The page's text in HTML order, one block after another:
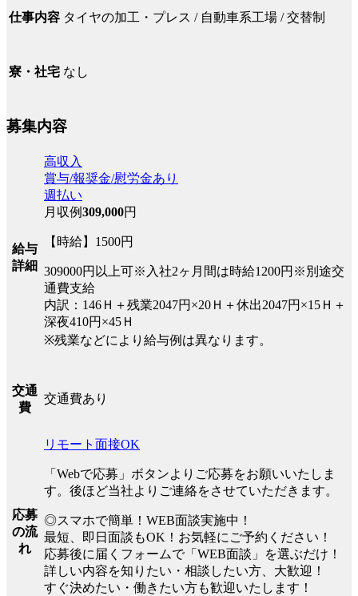
仕事内容 タイヤの加工・プレス / 自動車系工場 / 交替制
寮・社宅 なし
募集内容
給与
詳細
高収入
賞与/報奨金/慰労金あり
週払い
月収例309,000円
【時給】1500円
309000円以上可※入社2ヶ月間は時給1200円※別途交
通費支給
内訳：146Ｈ＋残業2047円×20Ｈ＋休出2047円×15Ｈ＋
深夜410円×45Ｈ
※残業などにより給与例は異なります。
交通
費
交通費あり
応募
の流
れ
リモート面接OK
「Webで応募」ボタンよりご応募をお願いいたしま
す。後ほど当社よりご連絡をさせていただきます。
◎スマホで簡単！WEB面談実施中！
最短、即日面談もOK！お気軽にご予約ください！
応募後に届くフォームで「WEB面談」を選ぶだけ！
詳しい内容を知りたい・相談したい方、大歓迎！
すぐ決めたい・働きたい方も歓迎いたします！